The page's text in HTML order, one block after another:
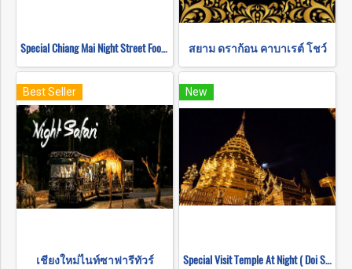
Special Chiang Mai Night Street Food Tour สยาม ดราก้อน คาบาเรต์ โชว์
Best Seller
เชียงใหม่ไนท์ซาฟารีทัวร์
New
Special Visit Temple At Night ( Doi Suthep Temple + Pha Lad Temple)